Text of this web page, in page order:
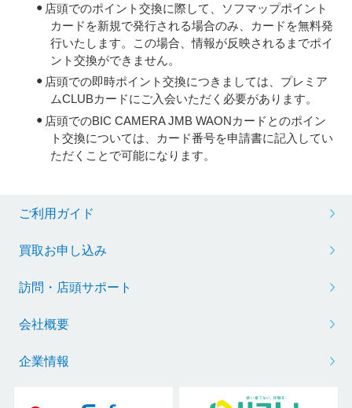
店頭でのポイント交換に際して、ソフマップポイント
カードを新規で発行される場合のみ、カードを無料発
行いたします。この場合、情報が反映されるまでポイ
ント交換ができません。
店頭での即時ポイント交換につきましては、プレミア
ムCLUBカードにご入会いただく必要があります。
店頭でのBIC CAMERA JMB WAONカードとのポイン
ト交換については、カード番号を申請書に記入してい
ただくことで可能になります。
ご利用ガイド
買取お申し込み
訪問・店頭サポート
会社概要
企業情報